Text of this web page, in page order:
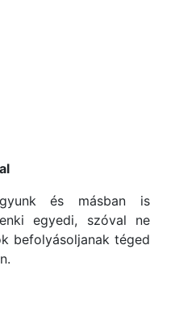
és másban is
egyedi, szóval ne
befolyásoljanak téged